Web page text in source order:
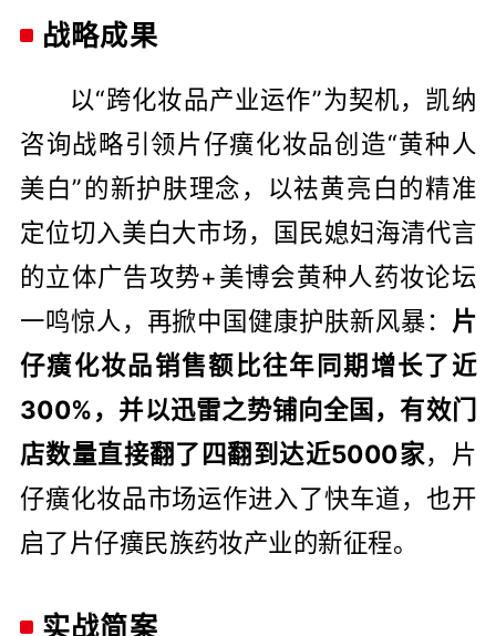
战略成果
以“跨化妆品产业运作”为契机，凯纳
咨询战略引领片仔癀化妆品创造“黄种人
美白”的新护肤理念，以祛黄亮白的精准
定位切入美白大市场，国民媳妇海清代言
的立体广告攻势+美博会黄种人药妆论坛
一鸣惊人，再掀中国健康护肤新风暴： 片
仔癀化妆品销售额比往年同期增长了近
300%，并以迅雷之势铺向全国，有效门
店数量直接翻了四翻到达近5000家，片
仔癀化妆品市场运作进入了快车道，也开
启了片仔癀民族药妆产业的新征程。
实战简案